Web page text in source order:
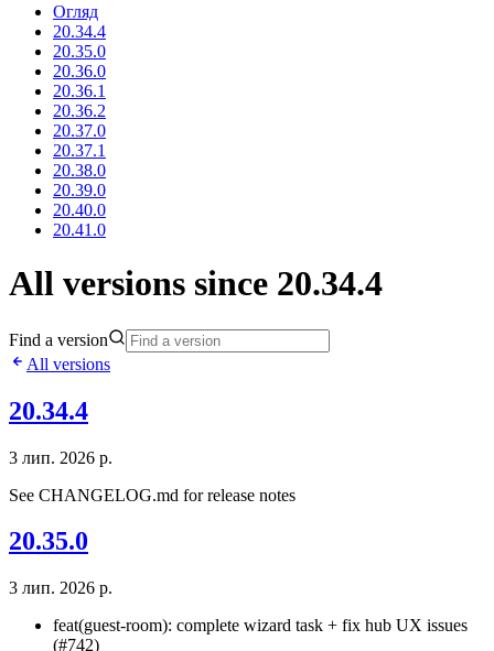
Огляд
20.34.4
20.35.0
20.36.0
20.36.1
20.36.2
20.37.0
20.37.1
20.38.0
20.39.0
20.40.0
20.41.0
All versions since 20.34.4
Find a version
All versions
20.34.4
3 лип. 2026 р.
See CHANGELOG.md for release notes
20.35.0
3 лип. 2026 р.
feat(guest-room): complete wizard task + fix hub UX issues
(#742)